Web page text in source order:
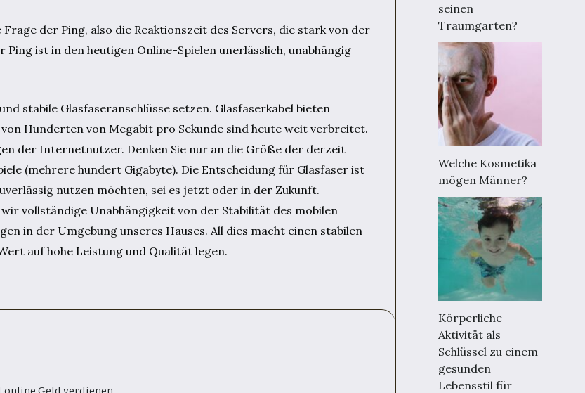
der Ping, also die Reaktionszeit des Servers, die stark von der
ist in den heutigen Online-Spielen unerlässlich, unabhängig
stabile Glasfaseranschlüsse setzen. Glasfaserkabel bieten
Hunderten von Megabit pro Sekunde sind heute weit verbreitet.
der Internetnutzer. Denken Sie nur an die Größe der derzeit
(mehrere hundert Gigabyte). Die Entscheidung für Glasfaser ist
nutzen möchten, sei es jetzt oder in der Zukunft.
vollständige Unabhängigkeit von der Stabilität des mobilen
in der Umgebung unseres Hauses. All dies macht einen stabilen
auf hohe Leistung und Qualität legen.
seinen
Traumgarten?
Welche Kosmetika
mögen Männer?
Körperliche
Aktivität als
Schlüssel zu einem
gesunden
Lebensstil für